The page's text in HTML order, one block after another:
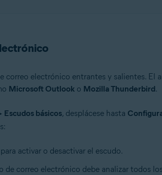
correo electrónico entrantes y salientes. El
Microsoft Outlooko Mozilla Thunderbird.
Escudos básicos, desplácese hasta
activar o desactivar el escudo.
de correo electrónico debe analizar todos